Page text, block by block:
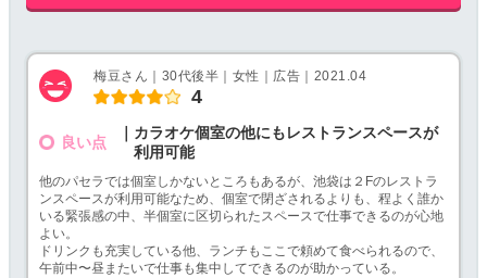
梅豆さん｜30代後半｜女性｜広告｜2021.04
4
良い点
｜カラオケ個室の他にもレストランスペースが
利用可能
他のパセラでは個室しかないところもあるが、池袋は２Fのレストラ
ンスペースが利用可能なため、個室で閉ざされるよりも、程よく誰か
いる緊張感の中、半個室に区切られたスペースで仕事できるのが心地
よい。
ドリンクも充実している他、ランチもここで頼めて食べられるので、
午前中〜昼またいで仕事も集中してできるのが助かっている。